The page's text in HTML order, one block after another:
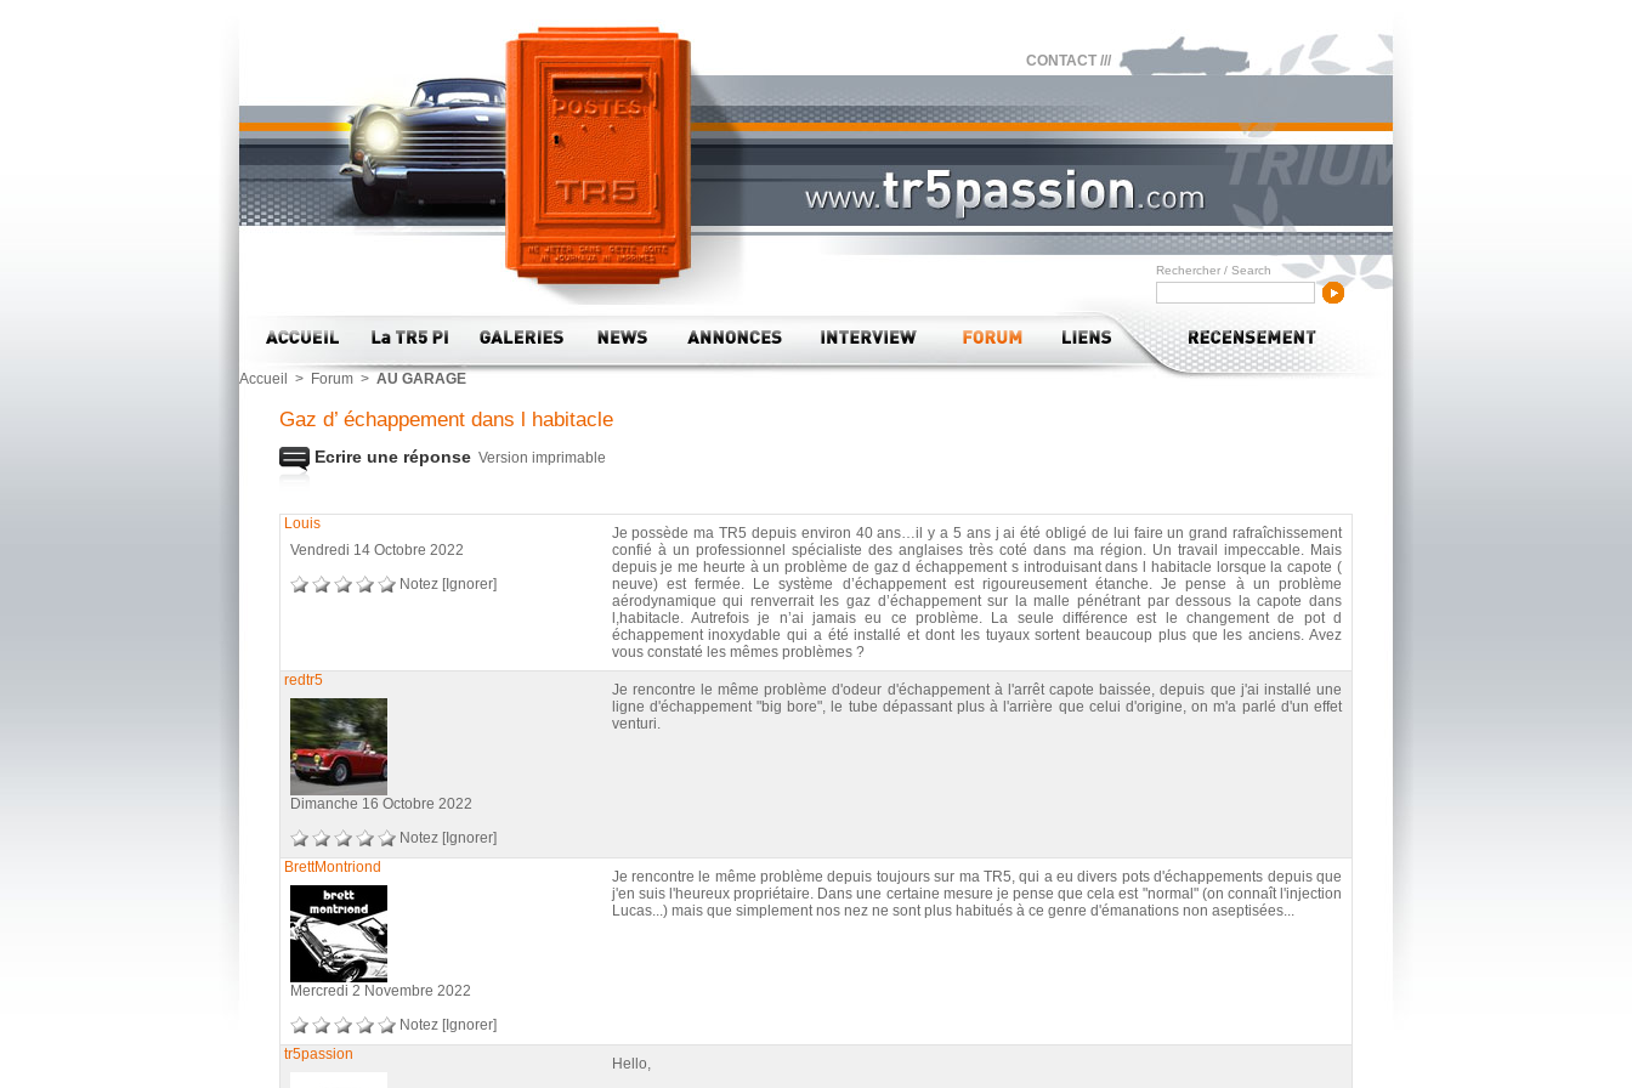
CONTACT ///
Rechercher / Search
Accueil > Forum > AU GARAGE
Gaz d’ échappement dans l habitacle
Ecrire une réponse Version imprimable
Louis
Vendredi 14 Octobre 2022
Notez [Ignorer]
Je possède ma TR5 depuis environ 40 ans…il y a 5 ans j ai été obligé de lui faire un grand rafraîchissement
confié à un professionnel spécialiste des anglaises très coté dans ma région. Un travail impeccable. Mais
depuis je me heurte à un problème de gaz d échappement s introduisant dans l habitacle lorsque la capote (
neuve) est fermée. Le système d’échappement est rigoureusement étanche. Je pense à un problème
aérodynamique qui renverrait les gaz d’échappement sur la malle pénétrant par dessous la capote dans
l,habitacle. Autrefois je n’ai jamais eu ce problème. La seule différence est le changement de pot d
échappement inoxydable qui a été installé et dont les tuyaux sortent beaucoup plus que les anciens. Avez
vous constaté les mêmes problèmes ?
redtr5
Dimanche 16 Octobre 2022
Notez [Ignorer]
Je rencontre le même problème d'odeur d'échappement à l'arrêt capote baissée, depuis que j'ai installé une
ligne d'échappement "big bore", le tube dépassant plus à l'arrière que celui d'origine, on m'a parlé d'un effet
venturi.
BrettMontriond
Mercredi 2 Novembre 2022
Notez [Ignorer]
Je rencontre le même problème depuis toujours sur ma TR5, qui a eu divers pots d'échappements depuis que
j'en suis l'heureux propriétaire. Dans une certaine mesure je pense que cela est "normal" (on connaît l'injection
Lucas...) mais que simplement nos nez ne sont plus habitués à ce genre d'émanations non aseptisées...
tr5passion
Hello,